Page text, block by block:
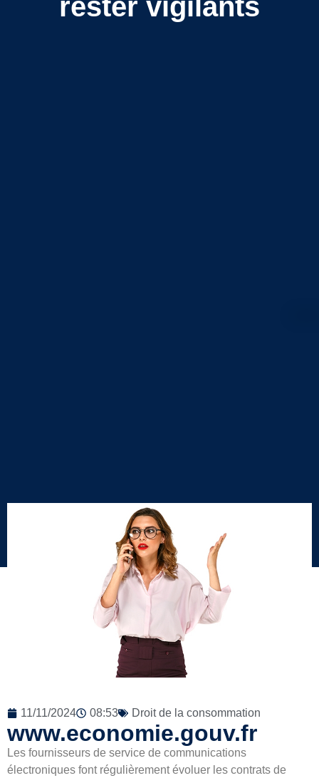
11/11/2024 08:53 Droit de la consommation
www.economie.gouv.fr
Les fournisseurs de service de communications
électroniques font régulièrement évoluer les contrats de